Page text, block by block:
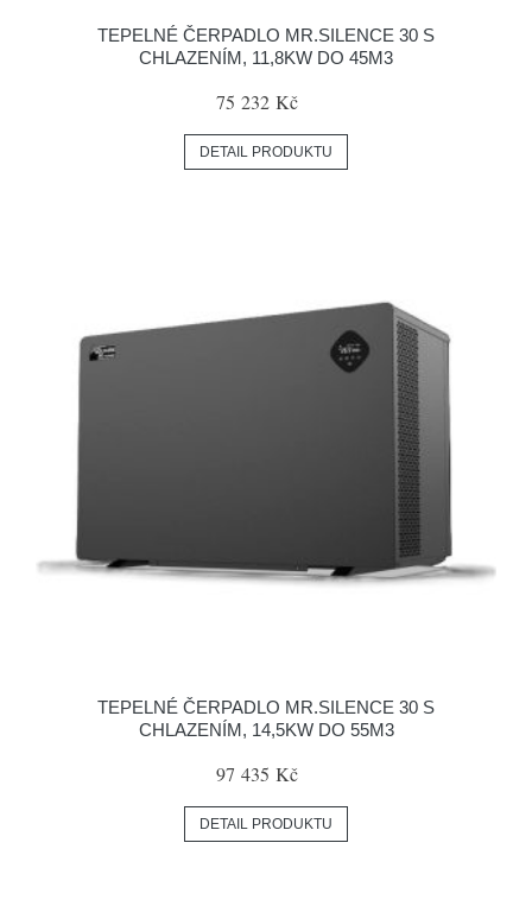
TEPELNÉ ČERPADLO MR.SILENCE 30 S
CHLAZENÍM, 11,8KW DO 45M3
75 232 Kč
DETAIL PRODUKTU
TEPELNÉ ČERPADLO MR.SILENCE 30 S
CHLAZENÍM, 14,5KW DO 55M3
97 435 Kč
DETAIL PRODUKTU